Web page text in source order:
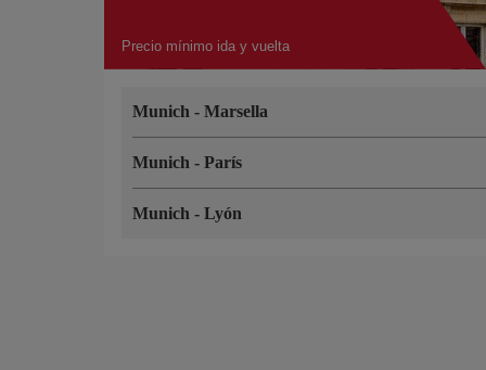
Precio mínimo ida y vuelta
Munich - Marsella
Munich - París
Munich - Lyón